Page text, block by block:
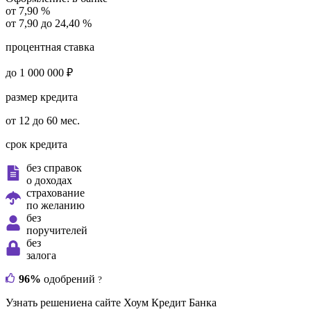
от 7,90 %
от 7,90 до 24,40 %
процентная ставка
до 1 000 000 ₽
размер кредита
от 12 до 60 мес.
срок кредита
без справок
о доходах
страхование
по желанию
без
поручителей
без
залога
96% одобрений ?
Узнать решениена сайте Хоум Кредит Банка